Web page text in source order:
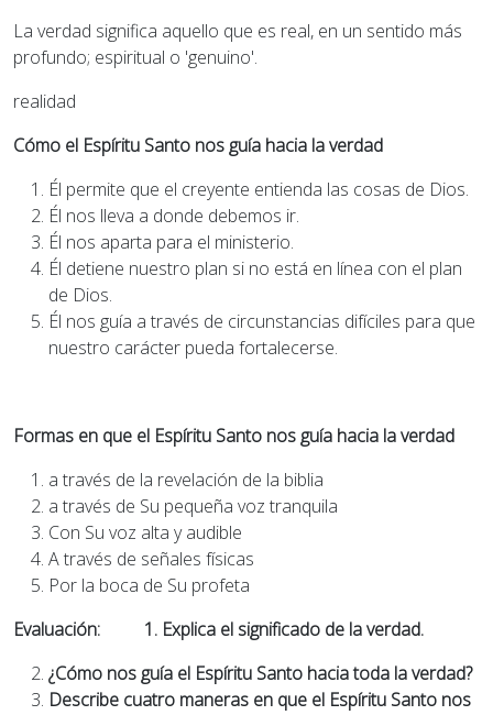
La verdad significa aquello que es real, en un sentido más
profundo; espiritual o 'genuino'.
realidad
Cómo el Espíritu Santo nos guía hacia la verdad
Él permite que el creyente entienda las cosas de Dios.
Él nos lleva a donde debemos ir.
Él nos aparta para el ministerio.
Él detiene nuestro plan si no está en línea con el plan
de Dios.
Él nos guía a través de circunstancias difíciles para que
nuestro carácter pueda fortalecerse.
Formas en que el Espíritu Santo nos guía hacia la verdad
a través de la revelación de la biblia
a través de Su pequeña voz tranquila
Con Su voz alta y audible
A través de señales físicas
Por la boca de Su profeta
Evaluación: 1. Explica el significado de la verdad.
¿Cómo nos guía el Espíritu Santo hacia toda la verdad?
Describe cuatro maneras en que el Espíritu Santo nos